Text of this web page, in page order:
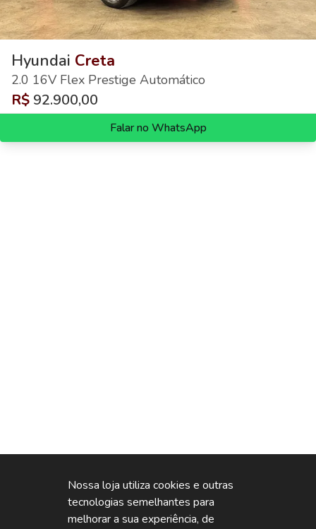
Hyundai Creta
2.0 16V Flex Prestige Automático
R$ 92.900,00
Falar no WhatsApp
Espanha Multimarcas Loja 1
Nossa loja utiliza cookies e outras
tecnologias semelhantes para
melhorar a sua experiência, de